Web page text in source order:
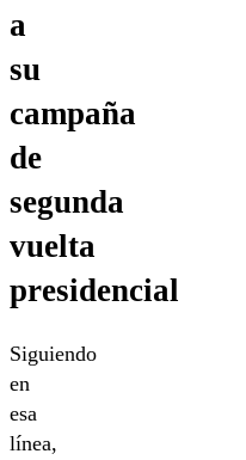
a
su
campaña
de
segunda
vuelta
presidencial
Siguiendo
en
esa
línea,